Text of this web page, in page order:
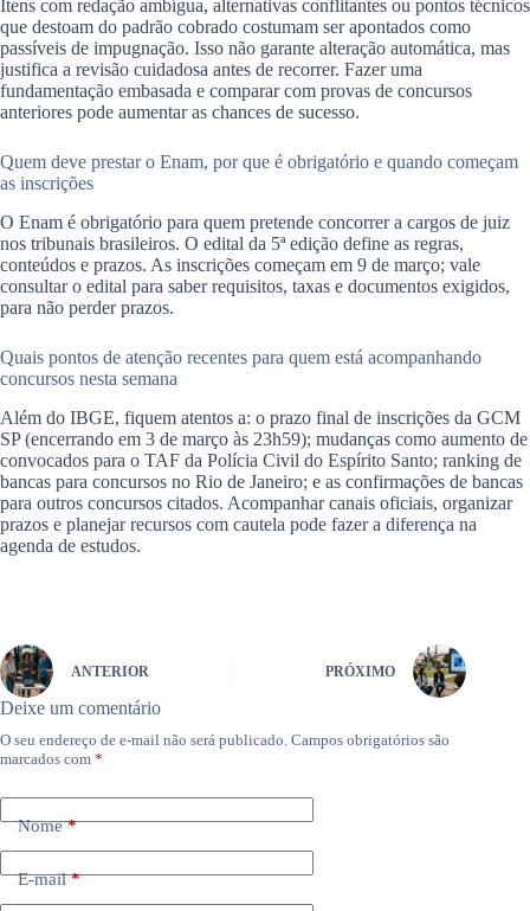
Itens com redação ambígua, alternativas conflitantes ou pontos técnicos
que destoam do padrão cobrado costumam ser apontados como
passíveis de impugnação. Isso não garante alteração automática, mas
justifica a revisão cuidadosa antes de recorrer. Fazer uma
fundamentação embasada e comparar com provas de concursos
anteriores pode aumentar as chances de sucesso.
Quem deve prestar o Enam, por que é obrigatório e quando começam
as inscrições
O Enam é obrigatório para quem pretende concorrer a cargos de juiz
nos tribunais brasileiros. O edital da 5ª edição define as regras,
conteúdos e prazos. As inscrições começam em 9 de março; vale
consultar o edital para saber requisitos, taxas e documentos exigidos,
para não perder prazos.
Quais pontos de atenção recentes para quem está acompanhando
concursos nesta semana
Além do IBGE, fiquem atentos a: o prazo final de inscrições da GCM
SP (encerrando em 3 de março às 23h59); mudanças como aumento de
convocados para o TAF da Polícia Civil do Espírito Santo; ranking de
bancas para concursos no Rio de Janeiro; e as confirmações de bancas
para outros concursos citados. Acompanhar canais oficiais, organizar
prazos e planejar recursos com cautela pode fazer a diferença na
agenda de estudos.
ANTERIOR PRÓXIMO
Deixe um comentário
O seu endereço de e-mail não será publicado. Campos obrigatórios são
marcados com *
Nome*
E-mail*